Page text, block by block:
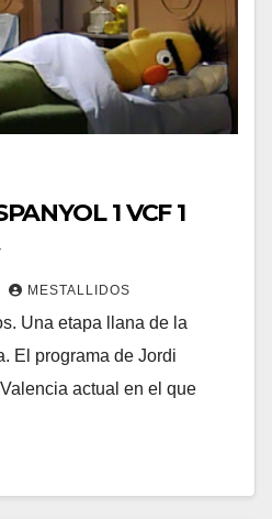
1 VCF 1
MESTALLIDOS
Una etapa llana de la
El programa de Jordi
actual en el que